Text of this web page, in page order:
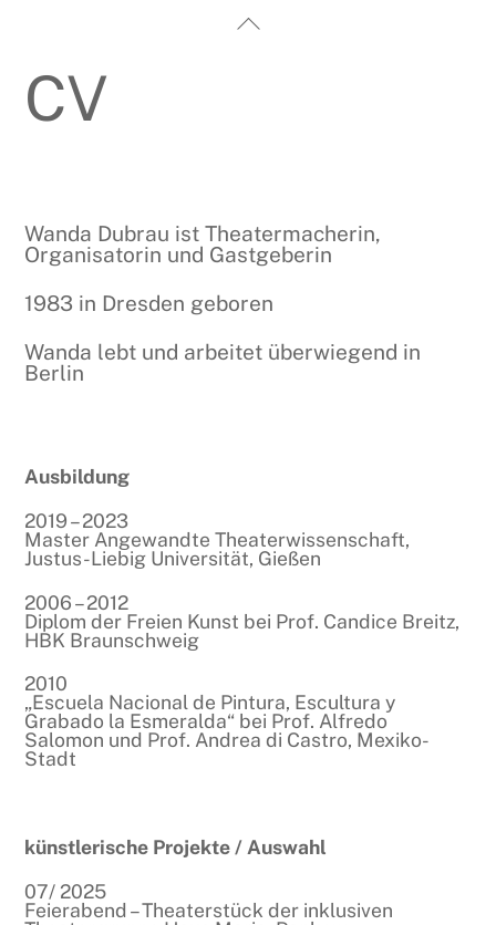
contentCV
Wanda Dubrau ist Theatermacherin,
Organisatorin und Gastgeberin
1983 in Dresden geboren
Wanda lebt und arbeitet überwiegend in
Berlin
Ausbildung
2019 – 2023
Master Angewandte Theaterwissenschaft,
Justus-Liebig Universität, Gießen
2006 – 2012
Diplom der Freien Kunst bei Prof. Candice Breitz,
HBK Braunschweig
2010
„Escuela Nacional de Pintura, Escultura y
Grabado la Esmeralda“ bei Prof. Alfredo
Salomon und Prof. Andrea di Castro, Mexiko-
Stadt
künstlerische Projekte / Auswahl
07/ 2025
Feierabend – Theaterstück der inklusiven
Back